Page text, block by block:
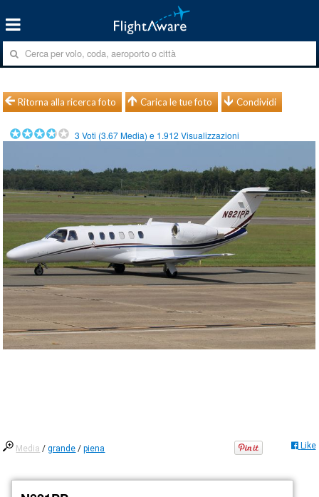
Ritorna alla ricerca foto Carica le tue foto Condividi
3 Voti (3.67Media) e 1.912 Visualizzazioni
Media /grande /piena Like